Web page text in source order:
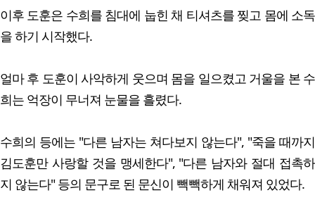
이후 도훈은 수희를 침대에 눕힌 채 티셔츠를 찢고 몸에 소독
을 하기 시작했다.
얼마 후 도훈이 사악하게 웃으며 몸을 일으켰고 거울을 본 수
희는 억장이 무너져 눈물을 흘렸다.
수희의 등에는 "다른 남자는 쳐다보지 않는다", "죽을 때까지
김도훈만 사랑할 것을 맹세한다", "다른 남자와 절대 접촉하
지 않는다" 등의 문구로 된 문신이 빽빽하게 채워져 있었다.